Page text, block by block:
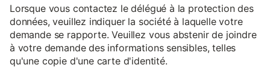
Lorsque vous contactez le délégué à la protection des
données, veuillez indiquer la société à laquelle votre
demande se rapporte. Veuillez vous abstenir de joindre
à votre demande des informations sensibles, telles
qu'une copie d'une carte d'identité.